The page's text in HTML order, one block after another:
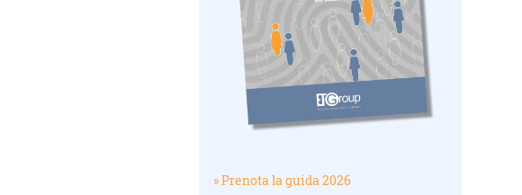
» Prenota la guida 2026